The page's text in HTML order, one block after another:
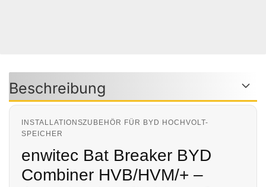
Beschreibung
INSTALLATIONSZUBEHÖR FÜR BYD HOCHVOLT-
SPEICHER
enwitec Bat Breaker BYD
Combiner HVB/HVM/+ –